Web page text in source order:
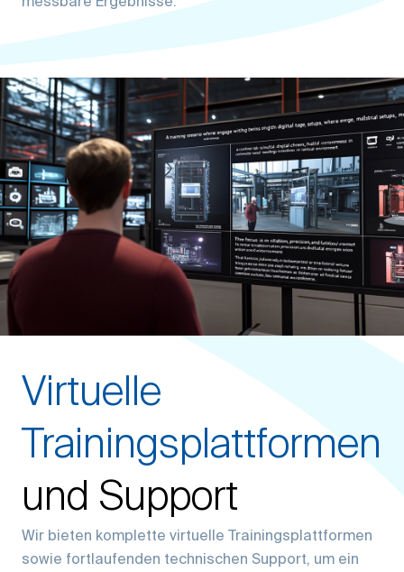
messbare Ergebnisse.
Virtuelle
Trainingsplattformen
und Support
Wir bieten komplette virtuelle Trainingsplattformen
sowie fortlaufenden technischen Support, um ein